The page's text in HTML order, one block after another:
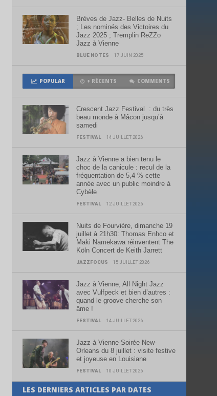
Brèves de Jazz- Belles de Nuits
; Les nominés des Victoires du
Jazz 2025 ; Tremplin ReZZo
Jazz à Vienne
BLUE NOTES 17 JUIN 2025
POPULAR + RÉCENTS COMMENTS
Crescent Jazz Festival : du très
beau monde à Mâcon jusqu’à
samedi
FESTIVAL 14 JUILLET 2026
Jazz à Vienne a bien tenu le
choc de la canicule : recul de la
fréquentation de 5,4 % cette
année avec un public moindre à
Cybèle
FESTIVAL 12 JUILLET 2026
Nuits de Fourvière, dimanche 19
juillet à 21h30: Thomas Enhco et
Maki Namekawa réinventent The
Köln Concert de Keith Jarrett
JAZZFOCUS 15 JUILLET 2026
Jazz à Vienne, All Night Jazz
avec Vulfpeck et bien d’autres :
quand le groove cherche son
âme !
FESTIVAL 14 JUILLET 2026
Jazz à Vienne-Soirée New-
Orleans du 8 juillet : visite festive
et joyeuse en Louisiane
FESTIVAL 10 JUILLET 2026
LES DERNIERS ARTICLES PAR DATES